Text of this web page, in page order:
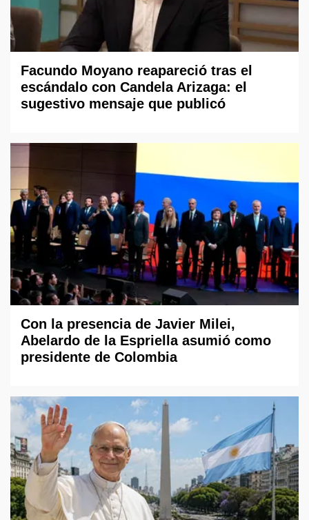
Facundo Moyano reapareció tras el
escándalo con Candela Arizaga: el
sugestivo mensaje que publicó
Con la presencia de Javier Milei,
Abelardo de la Espriella asumió como
presidente de Colombia